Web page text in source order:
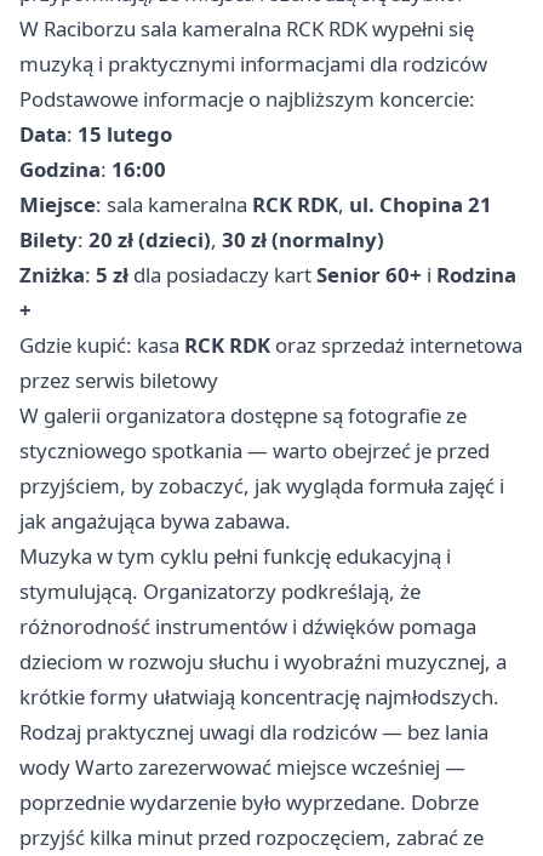
W Raciborzu sala kameralna RCK RDK wypełni się
muzyką i praktycznymi informacjami dla rodziców
Podstawowe informacje o najbliższym koncercie:
Data: 15 lutego
Godzina: 16:00
Miejsce: sala kameralna RCK RDK, ul. Chopina 21
Bilety: 20 zł (dzieci), 30 zł (normalny)
Zniżka: 5 zł dla posiadaczy kartSenior 60+ i Rodzina
+
Gdzie kupić: kasa RCK RDK oraz sprzedaż internetowa
przez serwis biletowy
W galerii organizatora dostępne są fotografie ze
styczniowego spotkania — warto obejrzeć je przed
przyjściem, by zobaczyć, jak wygląda formuła zajęć i
jak angażująca bywa zabawa.
Muzyka w tym cyklu pełni funkcję edukacyjną i
stymulującą. Organizatorzy podkreślają, że
różnorodność instrumentów i dźwięków pomaga
dzieciom w rozwoju słuchu i wyobraźni muzycznej, a
krótkie formy ułatwiają koncentrację najmłodszych.
Rodzaj praktycznej uwagi dla rodziców — bez lania
wody Warto zarezerwować miejsce wcześniej —
poprzednie wydarzenie było wyprzedane. Dobrze
przyjść kilka minut przed rozpoczęciem, zabrać ze